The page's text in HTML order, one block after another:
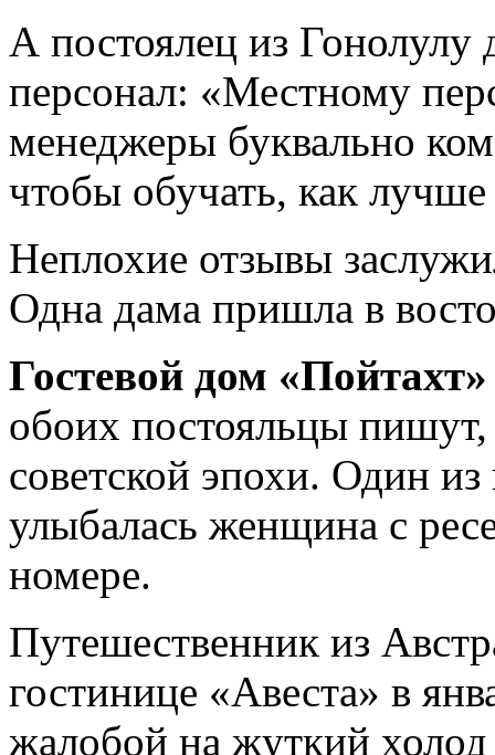
А постоялец из
персонал: «Местному
менеджеры буквально
чтобы обучать, как лучше
Неплохие отзывы
Одна дама пришла в
Гостевой дом «Пойтахт»
обоих постояльцы
советской эпохи. Один
улыбалась женщина с
номере.
Путешественник из
гостинице «Авеста» в
жалобой на жуткий